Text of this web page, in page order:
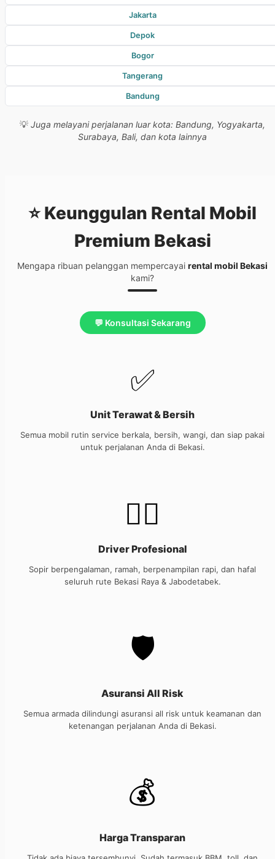
Jakarta
Depok
Bogor
Tangerang
Bandung
💡 Juga melayani perjalanan luar kota: Bandung, Yogyakarta,
Surabaya, Bali, dan kota lainnya
⭐ Keunggulan Rental Mobil
Premium Bekasi
Mengapa ribuan pelanggan mempercayai rental mobil Bekasi
kami?
💬 Konsultasi Sekarang
✅
Unit Terawat & Bersih
Semua mobil rutin service berkala, bersih, wangi, dan siap pakai
untuk perjalanan Anda di Bekasi.
👨‍✈️
Driver Profesional
Sopir berpengalaman, ramah, berpenampilan rapi, dan hafal
seluruh rute Bekasi Raya & Jabodetabek.
🛡️
Asuransi All Risk
Semua armada dilindungi asuransi all risk untuk keamanan dan
ketenangan perjalanan Anda di Bekasi.
💰
Harga Transparan